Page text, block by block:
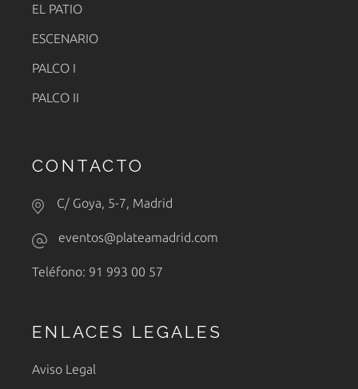
EL PATIO
ESCENARIO
PALCO I
PALCO II
CONTACTO
C/ Goya, 5-7, Madrid
eventos@plateamadrid.com
Teléfono: 91 993 00 57
ENLACES LEGALES
Aviso Legal